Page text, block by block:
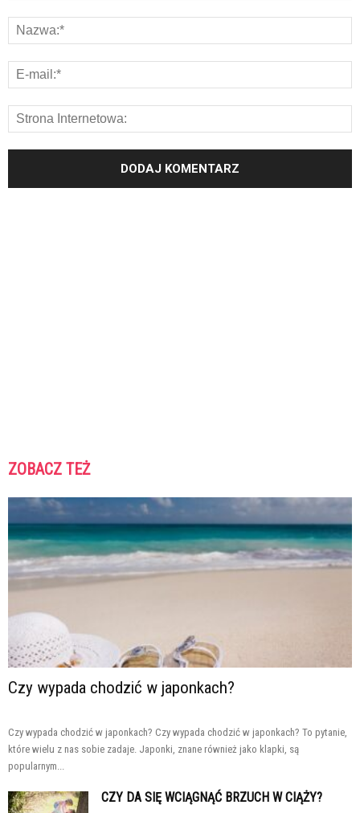
ZOBACZ TEŻ
Czy wypada chodzić w japonkach?
Czy wypada chodzić w japonkach? Czy wypada chodzić w japonkach? To pytanie,
które wielu z nas sobie zadaje. Japonki, znane również jako klapki, są
popularnym...
CZY DA SIĘ WCIĄGNĄĆ BRZUCH W CIĄŻY?